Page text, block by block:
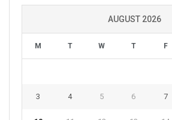
AUGUST 2026
M T W T F
3 4 5 6 7